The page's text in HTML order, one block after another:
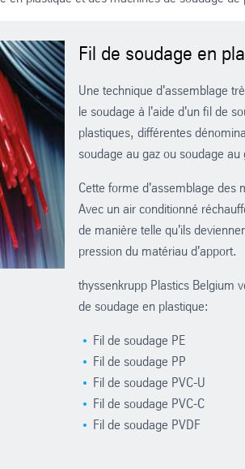
Fil de soudage en
Une technique d'assemblage
le soudage à l'aide d'un fil de
plastiques, différentes
soudage au gaz ou soudage au
Cette forme d'assemblage des
Avec un air conditionné
de manière telle qu'ils
pression du matériau d'apport.
thyssenkrupp Plastics Belgium
de soudage en plastique:
Fil de soudage PE
Fil de soudage PP
Fil de soudage PVC-U
Fil de soudage PVC-C
Fil de soudage PVDF